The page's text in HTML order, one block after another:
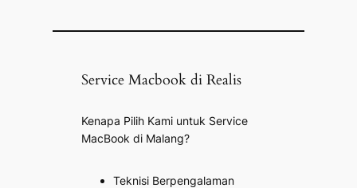
Service Macbook di Realis
Kenapa Pilih Kami untuk Service
MacBook di Malang?
Teknisi Berpengalaman